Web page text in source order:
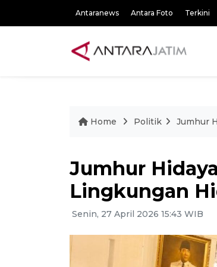
Antaranews Antara Foto Terkini
Home Politik Jumhur
Jumhur
Lingkungan
Senin, 27 April 2026 15:43 WIB